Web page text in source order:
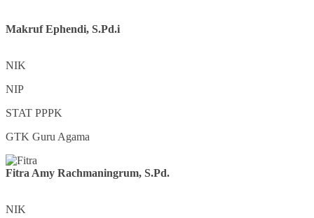
Makruf Ephendi, S.Pd.i
NIK
NIP
STAT PPPK
GTK Guru Agama
Fitra Amy Rachmaningrum, S.Pd.
NIK